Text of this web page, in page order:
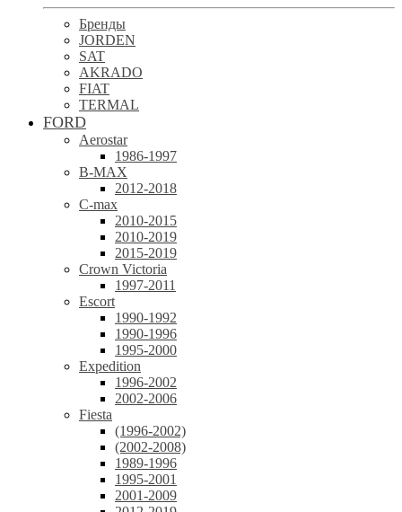
Бренды
JORDEN
SAT
AKRADO
FIAT
TERMAL
FORD
Aerostar
1986-1997
B-MAX
2012-2018
C-max
2010-2015
2010-2019
2015-2019
Crown Victoria
1997-2011
Escort
1990-1992
1990-1996
1995-2000
Expedition
1996-2002
2002-2006
Fiesta
(1996-2002)
(2002-2008)
1989-1996
1995-2001
2001-2009